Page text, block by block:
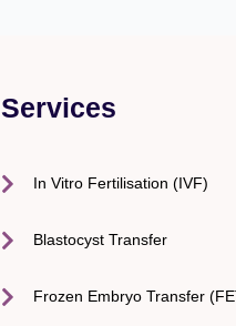
Services
In Vitro Fertilisation (IVF)
Blastocyst Transfer
Frozen Embryo Transfer